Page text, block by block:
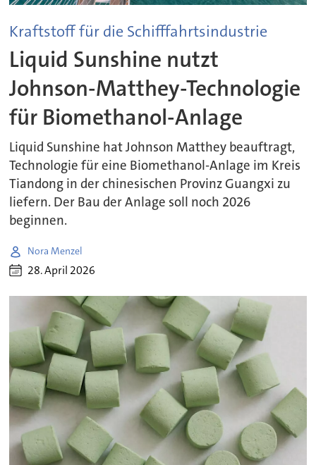
Kraftstoff für die Schifffahrtsindustrie
Liquid Sunshine nutzt
Johnson-Matthey-Technologie
für Biomethanol-Anlage
Liquid Sunshine hat Johnson Matthey beauftragt,
Technologie für eine Biomethanol-Anlage im Kreis
Tiandong in der chinesischen Provinz Guangxi zu
liefern. Der Bau der Anlage soll noch 2026
beginnen.
Nora Menzel
28. April 2026